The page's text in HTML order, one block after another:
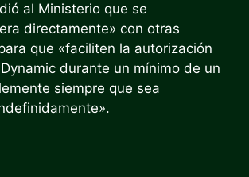
al Ministerio que se
directamente» con otras
que «faciliten la autorización
durante un mínimo de un
siempre que sea